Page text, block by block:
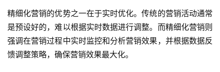
精细化营销的优势之一在于实时优化。传统的营销活动通常
是预设好的，难以根据实时数据进行调整。而精细化营销则
强调在营销过程中实时监控和分析营销效果，并根据数据反
馈调整策略，确保营销效果最大化。